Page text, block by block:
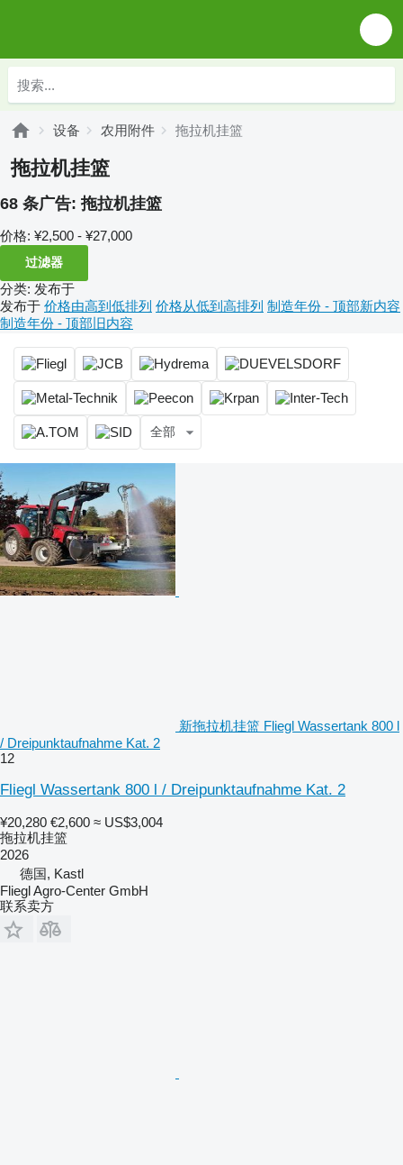
设备 农用附件 拖拉机挂篮
拖拉机挂篮
68 条广告: 拖拉机挂篮
价格: ¥2,500 - ¥27,000
过滤器
分类: 发布于
发布于 价格由高到低排列 价格从低到高排列 制造年份 - 顶部新内容
制造年份 - 顶部旧内容
全部
新拖拉机挂篮 Fliegl Wassertank 800 l
/ Dreipunktaufnahme Kat. 2
12
Fliegl Wassertank 800 l / Dreipunktaufnahme Kat. 2
¥20,280 €2,600 ≈ US$3,004
拖拉机挂篮
2026
德国, Kastl
Fliegl Agro-Center GmbH
联系卖方